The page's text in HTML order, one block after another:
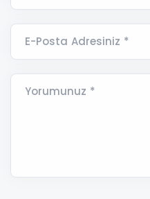
E-Posta Adresiniz *
Yorumunuz *